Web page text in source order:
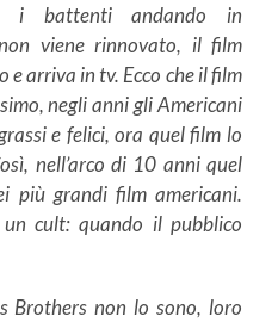
i battenti andando in
viene rinnovato, il film
arriva in tv. Ecco che il film
negli anni gli Americani
e felici, ora quel film lo
nell’arco di 10 anni quel
più grandi film americani.
cult: quando il pubblico
Brothers non lo sono, loro